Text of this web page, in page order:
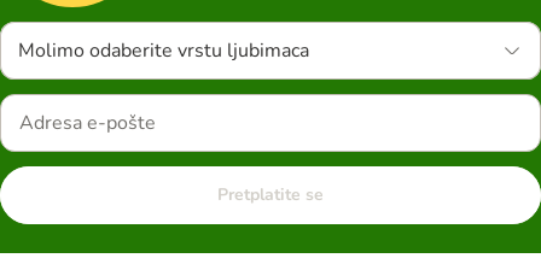
Molimo odaberite vrstu ljubimaca
Pretplatite se